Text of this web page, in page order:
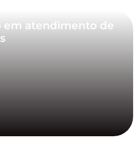
em atendimento de